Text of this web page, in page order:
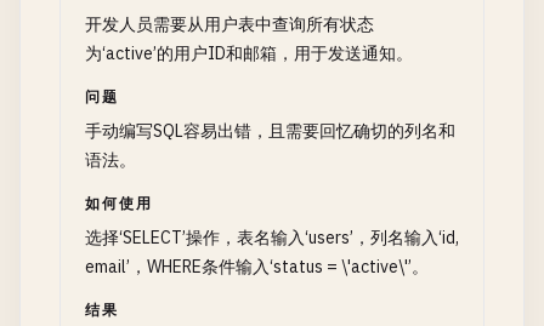
开发人员需要从用户表中查询所有状态
为‘active’的用户ID和邮箱，用于发送通知。
问题
手动编写SQL容易出错，且需要回忆确切的列名和
语法。
如何使用
选择‘SELECT’操作，表名输入‘users’，列名输入‘id,
email’，WHERE条件输入‘status = \'active\'’。
结果